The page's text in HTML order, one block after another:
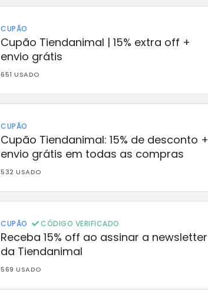
CUPÃO
Cupão Tiendanimal | 15% extra off +
envio grátis
651 USADO
CUPÃO
Cupão Tiendanimal: 15% de desconto +
envio grátis em todas as compras
532 USADO
CUPÃO CÓDIGO VERIFICADO
Receba 15% off ao assinar a newsletter
da Tiendanimal
569 USADO